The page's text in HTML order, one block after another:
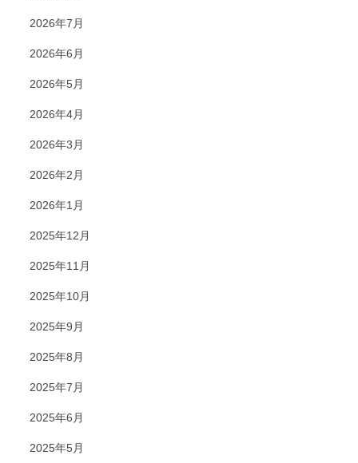
2026年7月
2026年6月
2026年5月
2026年4月
2026年3月
2026年2月
2026年1月
2025年12月
2025年11月
2025年10月
2025年9月
2025年8月
2025年7月
2025年6月
2025年5月